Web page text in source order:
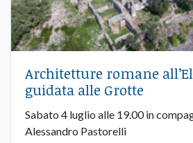
Architetture romane
guidata alle Grotte
Sabato 4 luglio alle 19.00 in
Alessandro Pastorelli